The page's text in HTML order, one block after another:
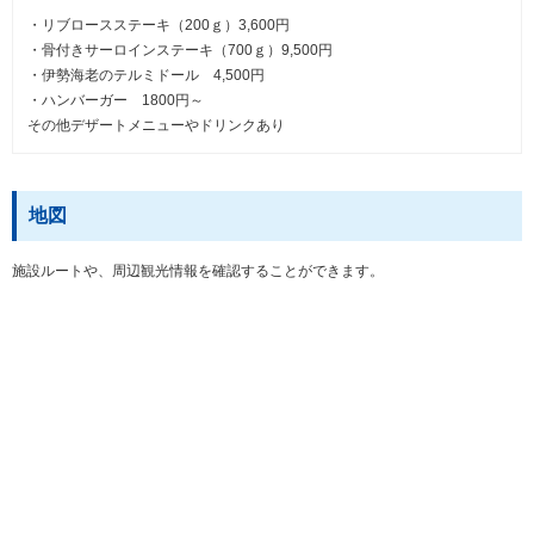
・リブロースステーキ（200ｇ）3,600円
・骨付きサーロインステーキ（700ｇ）9,500円
・伊勢海老のテルミドール 4,500円
・ハンバーガー 1800円～
その他デザートメニューやドリンクあり
地図
施設ルートや、周辺観光情報を確認することができます。